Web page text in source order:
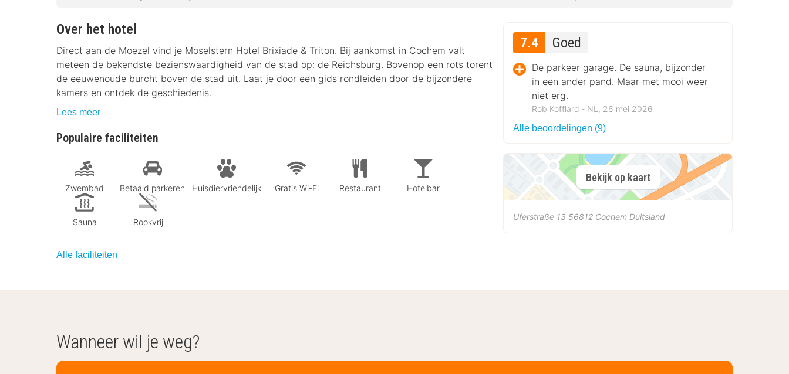
Over het hotel
Direct aan de Moezel vind je Moselstern Hotel Brixiade & Triton. Bij aankomst in Cochem valt
meteen de bekendste bezienswaardigheid van de stad op: de Reichsburg. Bovenop een rots torent
de eeuwenoude burcht boven de stad uit. Laat je door een gids rondleiden door de bijzondere
kamers en ontdek de geschiedenis.
Lees meer
Populaire faciliteiten
Zwembad Betaald parkeren Huisdiervriendelijk Gratis Wi-Fi Restaurant Hotelbar
Sauna Rookvrij
Alle faciliteiten
7.4 Goed
De parkeer garage. De sauna, bijzonder
in een ander pand. Maar met mooi weer
niet erg.
Rob Kofflard ‐ NL, 26 mei 2026
Alle beoordelingen (9)
Bekijk op kaart
Uferstraße 13 56812 Cochem Duitsland
Wanneer wil je weg?